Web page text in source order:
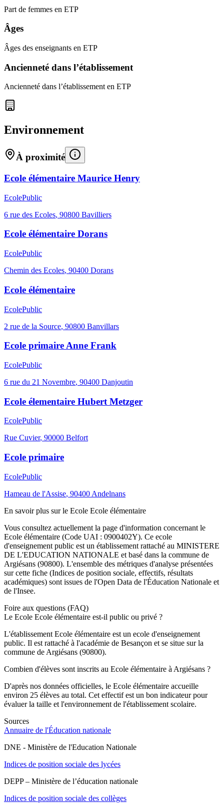
Part de femmes en ETP
Âges
Âges des enseignants en ETP
Ancienneté dans l’établissement
Ancienneté dans l’établissement en ETP
Environnement
À proximité
Ecole élémentaire Maurice Henry
EcolePublic
6 rue des Ecoles, 90800 Bavilliers
Ecole élémentaire Dorans
EcolePublic
Chemin des Ecoles, 90400 Dorans
Ecole élémentaire
EcolePublic
2 rue de la Source, 90800 Banvillars
Ecole primaire Anne Frank
EcolePublic
6 rue du 21 Novembre, 90400 Danjoutin
Ecole élementaire Hubert Metzger
EcolePublic
Rue Cuvier, 90000 Belfort
Ecole primaire
EcolePublic
Hameau de l'Assise, 90400 Andelnans
En savoir plus sur le Ecole Ecole élémentaire
Vous consultez actuellement la page d'information concernant le
Ecole élémentaire (Code UAI : 0900402Y). Ce ecole
d'enseignement public est un établissement rattaché au MINISTERE
DE L'EDUCATION NATIONALE et basé dans la commune de
Argiésans (90800). L'ensemble des métriques d'analyse présentées
sur cette fiche (Indices de position sociale, effectifs, résultats
académiques) sont issues de l'Open Data de l'Éducation Nationale et
de l'Insee.
Foire aux questions (FAQ)
Le Ecole Ecole élémentaire est-il public ou privé ?
L'établissement Ecole élémentaire est un ecole d'enseignement
public. Il est rattaché à l'académie de Besançon et se situe sur la
commune de Argiésans (90800).
Combien d'élèves sont inscrits au Ecole élémentaire à Argiésans ?
D'après nos données officielles, le Ecole élémentaire accueille
environ 25 élèves au total. Cet effectif est un bon indicateur pour
évaluer la taille et l'environnement de l'établissement scolaire.
Sources
Annuaire de l'Éducation nationale
DNE - Ministère de l'Education Nationale
Indices de position sociale des lycées
DEPP – Ministère de l’éducation nationale
Indices de position sociale des collèges